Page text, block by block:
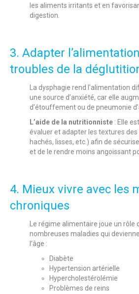
les aliments irritants et en
digestion.
3. Adapter
troubles de la
La dysphagie rend l’alimentation
une source d’anxiété, car elle
d’étouffement ou de pneumonie
L’aide de la nutritionniste : Elle
évaluer et adapter les textures
hachés, lisses, etc.) afin de
et de le rendre moins angoissant
4. Mieux vivre avec les
chroniques
Le régime alimentaire joue un rôle
nombreuses maladies qui
l’âge :
Diabète
Hypertension artérielle
Hypercholestérolémie
Problèmes de reins